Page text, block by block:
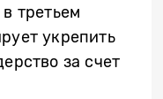
третьем
укрепить
за счет